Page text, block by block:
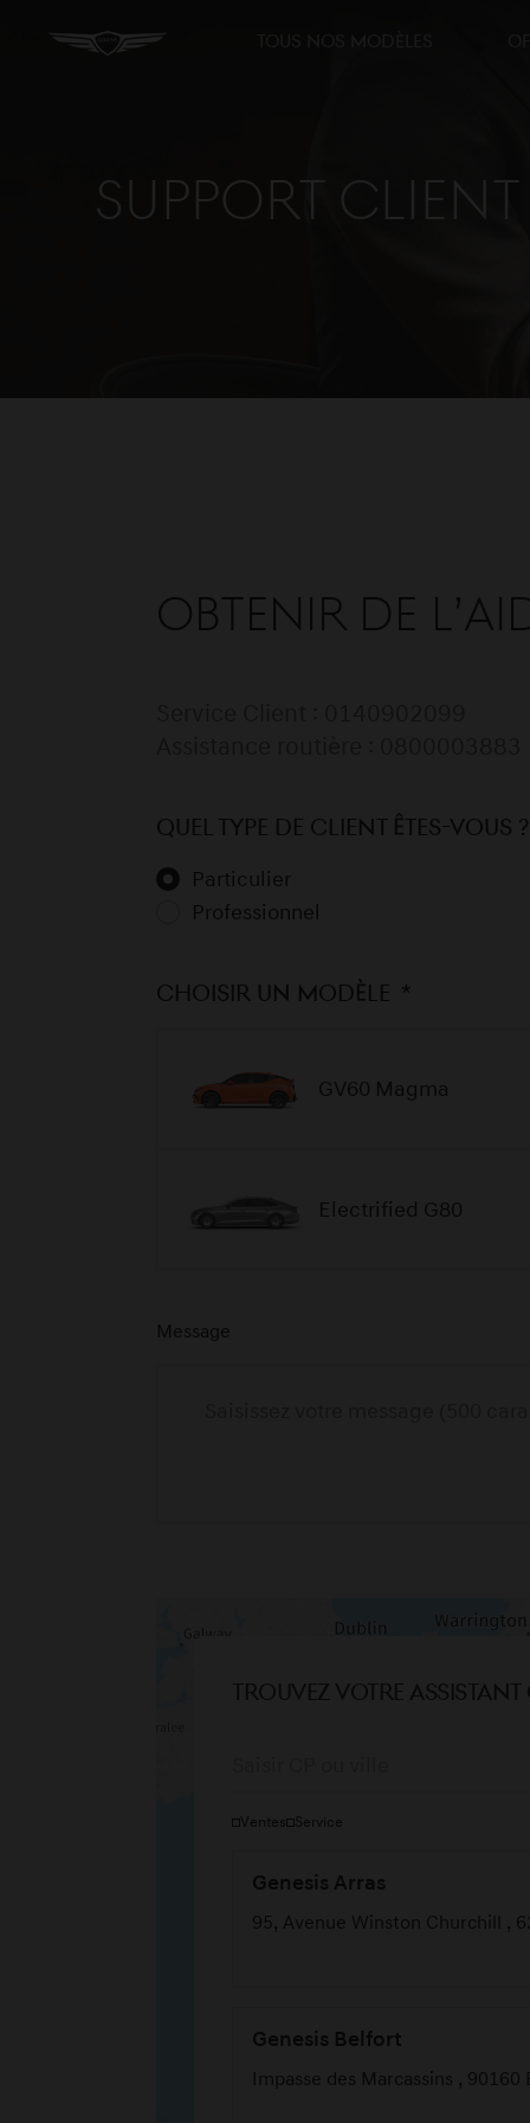
Support Client
OBTENIR DE
Quel type de client êtes-vous ?
Particulier
Professionnel
Choisir un modèle *
GV60 Magma
Electrified G80
Message
Trouvez votre Assistant
Ventes Service
Genesis Arras
95, Avenue Winston Churchill ,
Genesis Belfort
Impasse des Marcassins ,